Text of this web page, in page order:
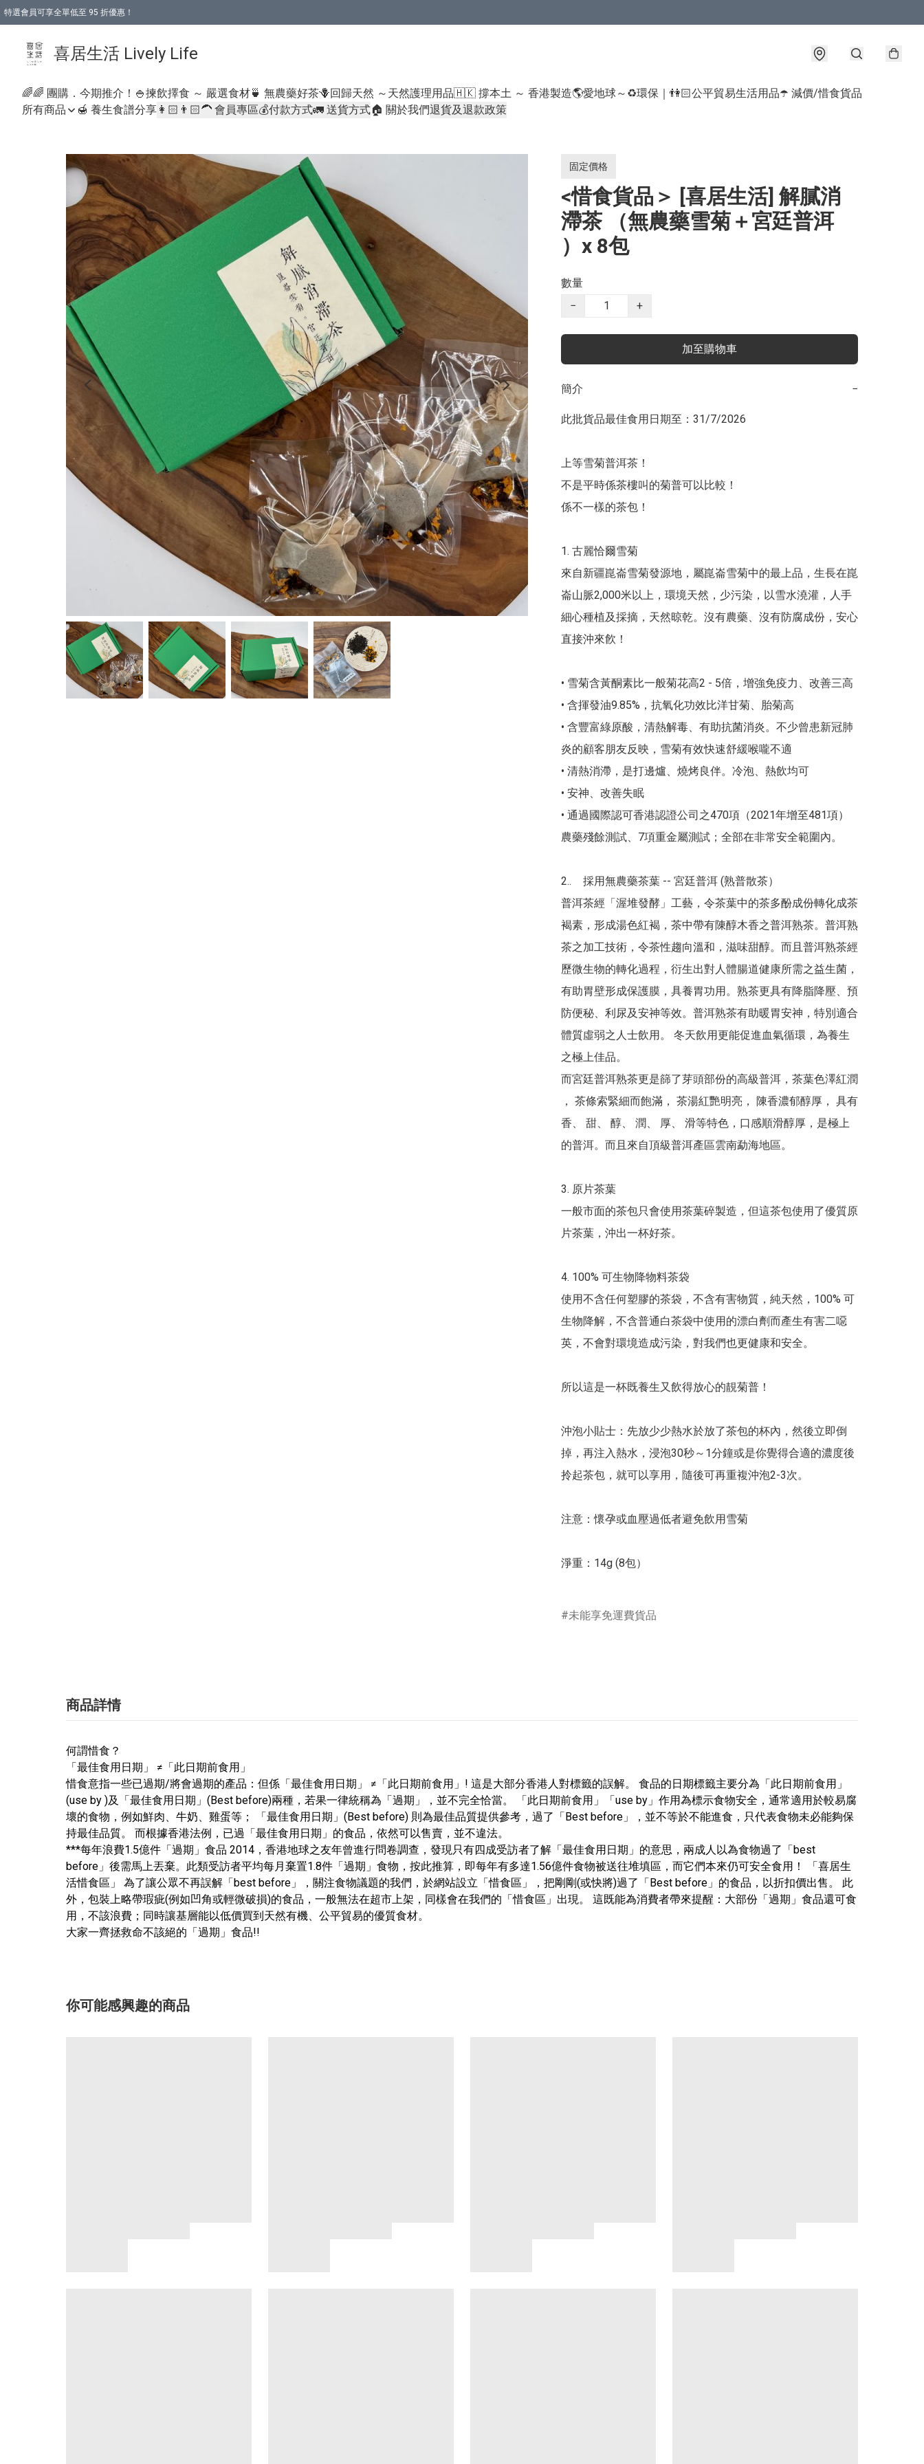
特選會員可享全單低至 95 折優惠！
喜居生活 Lively Life
🌈🌈 團購．今期推介！ 🍚揀飲擇食 ～ 嚴選食材🍵 無農藥好茶🪻回歸天然 ～天然護理用品🇭🇰 撐本土 ～ 香港製造🌎愛地球～♻️環保｜👫🏻公平貿易生活用品☂️ 減價/惜食貨品
所有商品
🍯 養生食譜分享 👩🏻👨🏻‍🦱 會員專區💰付款方式🚛 送貨方式🏠 關於我們退貨及退款政策
固定價格
<惜食貨品＞ [喜居生活] 解膩消
滯茶 （無農藥雪菊＋宮廷普洱
）x 8包
數量
−
+
加至購物車
簡介 −
此批貨品最佳食用日期至：31/7/2026
上等雪菊普洱茶！
不是平時係茶樓叫的菊普可以比較！
係不一樣的茶包！
1.	古麗恰爾雪菊
來自新疆崑崙雪菊發源地，屬崑崙雪菊中的最上品，生長在崑
崙山脈2,000米以上，環境天然，少污染，以雪水澆灌，人手
細心種植及採摘，天然晾乾。沒有農藥、沒有防腐成份，安心
直接沖來飮！
• 雪菊含黃酮素比一般菊花高2 - 5倍，增強免疫力、改善三高
• 含揮發油9.85%，抗氧化功效比洋甘菊、胎菊高
• 含豐富綠原酸，清熱解毒、有助抗菌消炎。不少曾患新冠肺
炎的顧客朋友反映，雪菊有效快速舒緩喉嚨不適
• 清熱消滯，是打邊爐、燒烤良伴。冷泡、熱飲均可
• 安神、改善失眠
• 通過國際認可香港認證公司之470項（2021年增至481項）
農藥殘餘測試、7項重金屬測試；全部在非常安全範圍內。
2..	採用無農藥茶葉 -- 宮廷普洱 (熟普散茶）
普洱茶經「渥堆發酵」工藝，令茶葉中的茶多酚成份轉化成茶
褐素，形成湯色紅褐，茶中帶有陳醇木香之普洱熟茶。普洱熟
茶之加工技術，令茶性趨向溫和，滋味甜醇。而且普洱熟茶經
歷微生物的轉化過程，衍生出對人體腸道健康所需之益生菌，
有助胃壁形成保護膜，具養胃功用。熟茶更具有降脂降壓、預
防便秘、利尿及安神等效。普洱熟茶有助暖胃安神，特別適合
體質虛弱之人士飲用。 冬天飲用更能促進血氣循環，為養生
之極上佳品。
而宮廷普洱熟茶更是篩了芽頭部份的高級普洱，茶葉色澤紅潤
， 茶條索緊細而飽滿， 茶湯紅艷明亮， 陳香濃郁醇厚， 具有
香、 甜、 醇、 潤、 厚、 滑等特色，口感順滑醇厚，是極上
的普洱。而且來自頂級普洱產區雲南勐海地區。
3.	原片茶葉
一般市面的茶包只會使用茶葉碎製造，但這茶包使用了優質原
片茶葉，沖出一杯好茶。
4. 100% 可生物降物料茶袋
使用不含任何塑膠的茶袋，不含有害物質，純天然，100% 可
生物降解，不含普通白茶袋中使用的漂白劑而產生有害二噁
英，不會對環境造成污染，對我們也更健康和安全。
所以這是一杯既養生又飲得放心的靚菊普！
沖泡小貼士：先放少少熱水於放了茶包的杯內，然後立即倒
掉，再注入熱水，浸泡30秒～1分鐘或是你覺得合適的濃度後
拎起茶包，就可以享用，隨後可再重複沖泡2-3次。
注意：懷孕或血壓過低者避免飲用雪菊
淨重：14g (8包）
未能享免運費貨品
商品詳情
何謂惜食？
「最佳食用日期」 ≠「此日期前食用」
惜食意指一些已過期/將會過期的產品：但係「最佳食用日期」 ≠「此日期前食用」! 這是大部分香港人對標籤的誤解。 食品的日期標籤主要分為「此日期前食用」
(use by )及「最佳食用日期」(Best before)兩種，若果一律統稱為「過期」，並不完全恰當。 「此日期前食用」「use by」作用為標示食物安全，通常適用於較易腐
壞的食物，例如鮮肉、牛奶、雞蛋等； 「最佳食用日期」(Best before) 則為最佳品質提供參考，過了「Best before」，並不等於不能進食，只代表食物未必能夠保
持最佳品質。 而根據香港法例，已過「最佳食用日期」的食品，依然可以售賣，並不違法。
***每年浪費1.5億件「過期」食品 2014，香港地球之友年曾進行問卷調查，發現只有四成受訪者了解「最佳食用日期」的意思，兩成人以為食物過了「best
before」後需馬上丟棄。此類受訪者平均每月棄置1.8件「過期」食物，按此推算，即每年有多達1.56億件食物被送往堆填區，而它們本來仍可安全食用！ 「喜居生
活惜食區」 為了讓公眾不再誤解「best before」，關注食物議題的我們，於網站設立「惜食區」，把剛剛(或快將)過了「Best before」的食品，以折扣價出售。 此
外，包裝上略帶瑕疵(例如凹角或輕微破損)的食品，一般無法在超市上架，同樣會在我們的「惜食區」出現。 這既能為消費者帶來提醒：大部份「過期」食品還可食
用，不該浪費；同時讓基層能以低價買到天然有機、公平貿易的優質食材。
大家一齊拯救命不該絕的「過期」食品!!
你可能感興趣的商品